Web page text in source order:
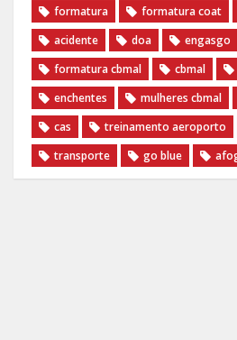
formatura
formatura coat
acidente
doa engasgo
formatura cbmal
cbmal
enchentes
mulheres cbmal
cas
treinamento aeroporto
transporte
go blue